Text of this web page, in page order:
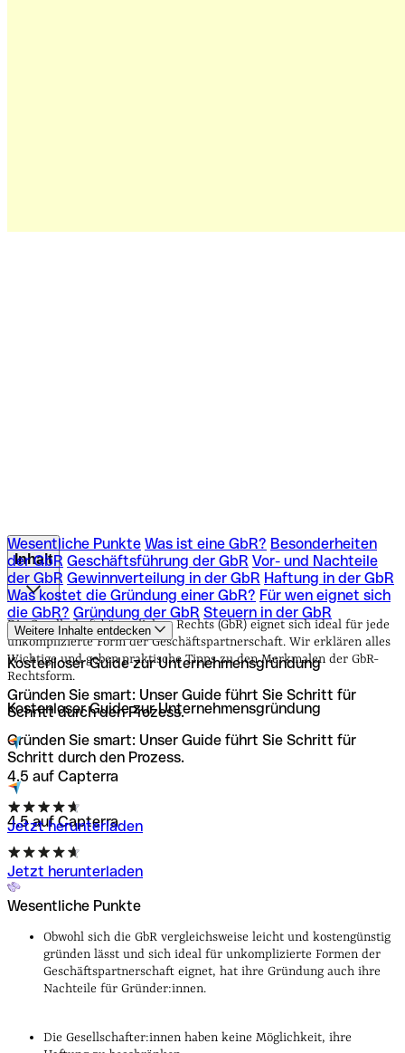
Wesentliche Punkte Was ist eine GbR? Besonderheiten
der GbR Geschäftsführung der GbR Vor- und Nachteile
der GbR Gewinnverteilung in der GbR Haftung in der GbR
Was kostet die Gründung einer GbR? Für wen eignet sich
die GbR? Gründung der GbR Steuern in der GbR
Weitere Inhalte entdecken
Kostenloser Guide zur Unternehmens­gründung
Gründen Sie smart: Unser Guide führt Sie Schritt für
Schritt durch den Prozess.
4.5 auf Capterra
Jetzt herunterladen
Inhalt
Wesentliche Punkte Was ist eine GbR? Besonderheiten
der GbR Geschäftsführung der GbR Vor- und Nachteile
der GbR Gewinnverteilung in der GbR Haftung in der GbR
Was kostet die Gründung einer GbR? Für wen eignet sich
die GbR? Gründung der GbR Steuern in der GbR
Die Gesellschaft bürgerlichen Rechts (GbR) eignet sich ideal für jede
unkomplizierte Form der Geschäftspartnerschaft. Wir erklären alles
Wichtige und geben praktische Tipps zu den Merkmalen der GbR-
Rechtsform.
Kostenloser Guide zur Unternehmens­gründung
Gründen Sie smart: Unser Guide führt Sie Schritt für
Schritt durch den Prozess.
4.5 auf Capterra
Jetzt herunterladen
Wesentliche Punkte
Obwohl sich die GbR vergleichsweise leicht und kostengünstig
gründen lässt und sich ideal für unkomplizierte Formen der
Geschäftspartnerschaft eignet, hat ihre Gründung auch ihre
Nachteile für Gründer:innen.
Die Gesellschafter:innen haben keine Möglichkeit, ihre